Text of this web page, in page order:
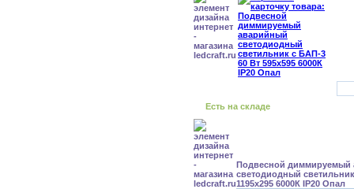
Есть на складе
Подвесной диммируемый
светодиодный
1195x295 6000К IP20 Опал